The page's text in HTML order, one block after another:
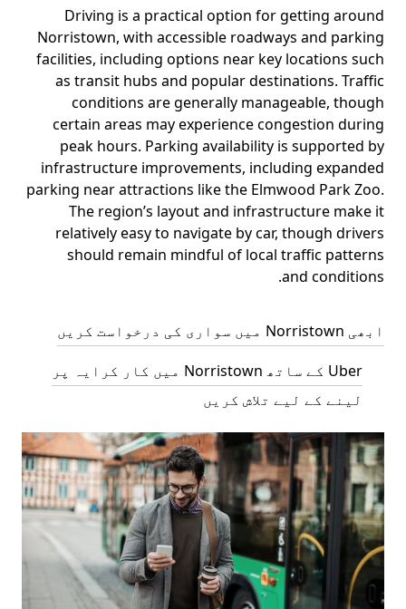
Driving is a practical option for getting around
Norristown, with accessible roadways and parking
facilities, including options near key locations such
as transit hubs and popular destinations. Traffic
conditions are generally manageable, though
certain areas may experience congestion during
peak hours. Parking availability is supported by
infrastructure improvements, including expanded
parking near attractions like the Elmwood Park Zoo.
The region’s layout and infrastructure make it
relatively easy to navigate by car, though drivers
should remain mindful of local traffic patterns
and conditions.
ابھی Norristown میں سواری کی درخواست کریں
Uber کے ساتھ Norristown میں کار کرایہ پر
لینے کے لیے تلاش کریں